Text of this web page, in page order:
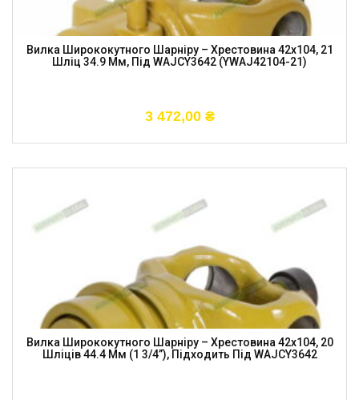
Вилка Ширококутного Шарніру – Хрестовина 42х104, 21
Шліц 34.9 Мм, Під WAJCY3642 (YWAJ42104-21)
3 472,00 ₴
Вилка Ширококутного Шарніру – Хрестовина 42х104, 20
Шліців 44.4 Мм (1 3/4”), Підходить Під WAJCY3642